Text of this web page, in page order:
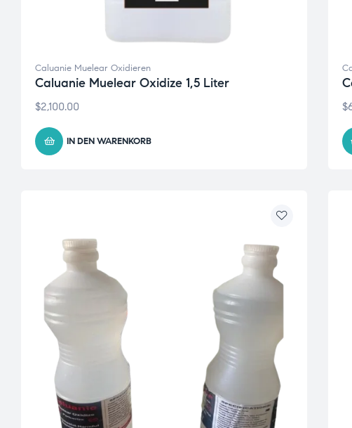
Caluanie Muelear Oxidieren
Caluanie Muelear Oxidize 1,5 Liter
$2,100.00
IN DEN WARENKORB
$